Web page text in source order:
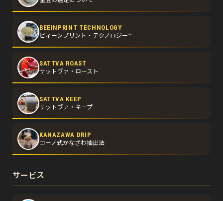
BEEINPRINT TECHNOLOGY
ビィーンプリント・テクノロジー™
SATTVA ROAST
サットヴァ・ロースト
SATTVA KEEP
サットヴァ・キープ
KANAZAWA DRIP
コーノ式かなざわ抽出法
サービス